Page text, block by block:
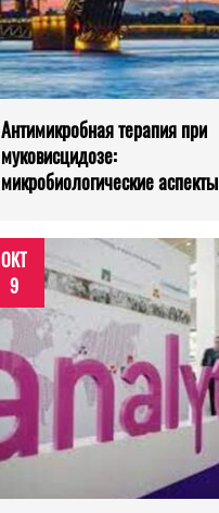
Антимикробная терапия при
муковисцидозе:
микробиологические аспекты
ОКТ
9